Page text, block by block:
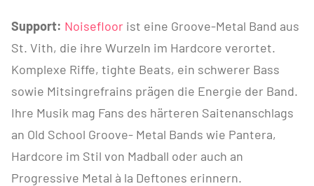
Support: Noisefloor ist eine Groove-Metal Band aus
St. Vith, die ihre Wurzeln im Hardcore verortet.
Komplexe Riffe, tighte Beats, ein schwerer Bass
sowie Mitsingrefrains prägen die Energie der Band.
Ihre Musik mag Fans des härteren Saitenanschlags
an Old School Groove- Metal Bands wie Pantera,
Hardcore im Stil von Madball oder auch an
Progressive Metal à la Deftones erinnern.